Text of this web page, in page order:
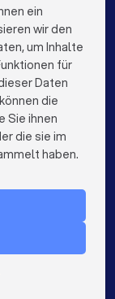
in Wuppertal
in Bonn
ein
wir den
um Inhalte
für
Daten
die
Sie ihnen
die sie im
haben.